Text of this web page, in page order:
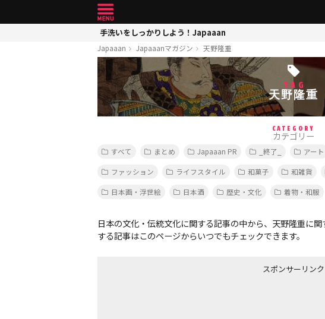
手洗いをしっかりしよう！Japaaan
Japaaan Japaaanマガジン 天野隆重
TAG
天野隆重
CATEGORY
カテゴリー
すべて まとめ Japaaan PR _終了_ アート
ファッション
ライフスタイル 和菓子 和雑貨
日本画・浮世絵
日本酒 歴史・文化 着物・和服
日本の文化・伝統文化に関する記事の中から、天野隆重に
する記事はこのページからいつでもチェックできます。
スポンサーリンク